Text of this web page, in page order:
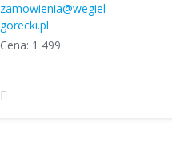
zamowienia@wegiel
gorecki.pl
Cena: 1 499